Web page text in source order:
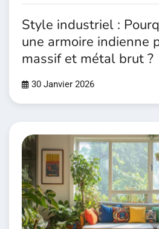
Style industriel :
une armoire indienne
massif et métal brut ?
30 Janvier 2026